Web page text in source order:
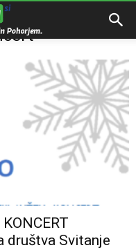
društva Svitanje